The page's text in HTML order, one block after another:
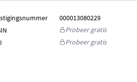
000013080229
Probeer gratis
Probeer gratis